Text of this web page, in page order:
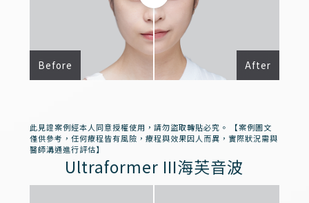
After
Before
此見證案例經本人同意授權使用，請勿盜取轉貼必究。 【案例圖文
僅供參考，任何療程皆有風險，療程與效果因人而異，實際狀況需與
醫師溝通進行評估】
Ultraformer III海芙音波